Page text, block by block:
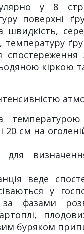
у 8
поверхні
швидкість,
температуру
кіркою
см на
визначення
веде
у
за фазами
буряком